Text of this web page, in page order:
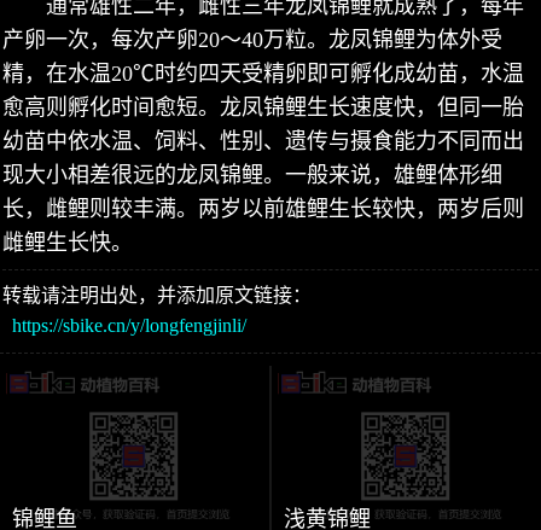
通常雄性二年，雌性三年龙凤锦鲤就成熟了，每年
产卵一次，每次产卵20～40万粒。龙凤锦鲤为体外受
精，在水温20℃时约四天受精卵即可孵化成幼苗，水温
愈高则孵化时间愈短。龙凤锦鲤生长速度快，但同一胎
幼苗中依水温、饲料、性别、遗传与摄食能力不同而出
现大小相差很远的龙凤锦鲤。一般来说，雄鲤体形细
长，雌鲤则较丰满。两岁以前雄鲤生长较快，两岁后则
雌鲤生长快。
转载请注明出处，并添加原文链接：
https://sbike.cn/y/longfengjinli/
锦鲤鱼 浅黄锦鲤